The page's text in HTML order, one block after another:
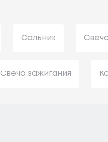
Сальник
Свеча зажигания